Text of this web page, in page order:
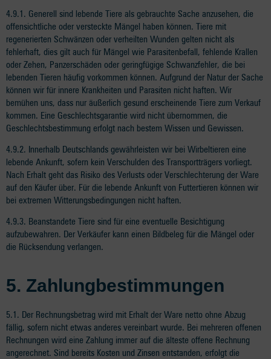
4.9.1. Generell sind lebende Tiere als gebrauchte Sache anzusehen, die
offensichtliche oder versteckte Mängel haben können. Tiere mit
regenerierten Schwänzen oder verheilten Wunden gelten nicht als
fehlerhaft, dies gilt auch für Mängel wie Parasitenbefall, fehlende Krallen
oder Zehen, Panzerschäden oder geringfügige Schwanzfehler, die bei
lebenden Tieren häufig vorkommen können. Aufgrund der Natur der Sache
können wir für innere Krankheiten und Parasiten nicht haften. Wir
bemühen uns, dass nur äußerlich gesund erscheinende Tiere zum Verkauf
kommen. Eine Geschlechtsgarantie wird nicht übernommen, die
Geschlechtsbestimmung erfolgt nach bestem Wissen und Gewissen.
4.9.2. Innerhalb Deutschlands gewährleisten wir bei Wirbeltieren eine
lebende Ankunft, sofern kein Verschulden des Transportträgers vorliegt.
Nach Erhalt geht das Risiko des Verlusts oder Verschlechterung der Ware
auf den Käufer über. Für die lebende Ankunft von Futtertieren können wir
bei extremen Witterungsbedingungen nicht haften.
4.9.3. Beanstandete Tiere sind für eine eventuelle Besichtigung
aufzubewahren. Der Verkäufer kann einen Bildbeleg für die Mängel oder
die Rücksendung verlangen.
5. Zahlungbestimmungen
5.1. Der Rechnungsbetrag wird mit Erhalt der Ware netto ohne Abzug
fällig, sofern nicht etwas anderes vereinbart wurde. Bei mehreren offenen
Rechnungen wird eine Zahlung immer auf die älteste offene Rechnung
angerechnet. Sind bereits Kosten und Zinsen entstanden, erfolgt die